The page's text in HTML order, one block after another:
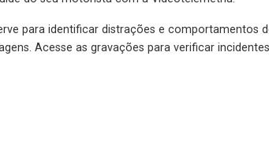
para identificar distrações e comportamentos de
Acesse as gravações para verificar incidentes